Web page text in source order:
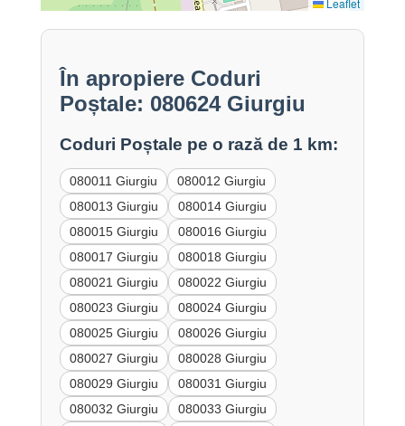
Leaflet
În apropiere Coduri
Poștale: 080624 Giurgiu
Coduri Poștale pe o rază de 1 km:
080011 Giurgiu
080012 Giurgiu
080013 Giurgiu
080014 Giurgiu
080015 Giurgiu
080016 Giurgiu
080017 Giurgiu
080018 Giurgiu
080021 Giurgiu
080022 Giurgiu
080023 Giurgiu
080024 Giurgiu
080025 Giurgiu
080026 Giurgiu
080027 Giurgiu
080028 Giurgiu
080029 Giurgiu
080031 Giurgiu
080032 Giurgiu
080033 Giurgiu